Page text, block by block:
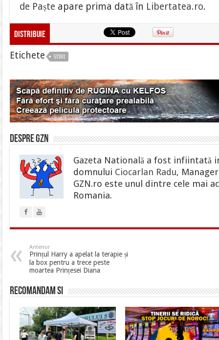
de Paște apare prima dată în Libertatea.ro.
Distribuie
Etichete STIRI
Despre gzn
Gazeta Natională a fost infiintată
domnului Ciocarlan Radu,
GZN.ro este unul dintre cele mai
Romania.
Anterior
Prințul Harry a apelat la terapie și
la box pentru a trece peste
moartea Prințesei Diana
Recomandam si